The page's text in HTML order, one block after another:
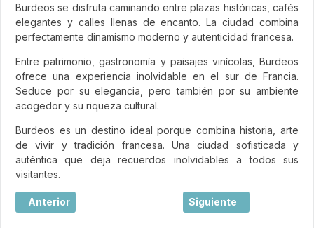
Burdeos se disfruta caminando entre plazas históricas, cafés
elegantes y calles llenas de encanto. La ciudad combina
perfectamente dinamismo moderno y autenticidad francesa.
Entre patrimonio, gastronomía y paisajes vinícolas, Burdeos
ofrece una experiencia inolvidable en el sur de Francia.
Seduce por su elegancia, pero también por su ambiente
acogedor y su riqueza cultural.
Burdeos es un destino ideal porque combina historia, arte
de vivir y tradición francesa. Una ciudad sofisticada y
auténtica que deja recuerdos inolvidables a todos sus
visitantes.
Artículo anterior: Collioure, el tesoro mediterráneo entre
Anterior Artículo siguiente: El
Siguiente